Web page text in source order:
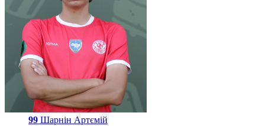
99 Шарнін Артємій